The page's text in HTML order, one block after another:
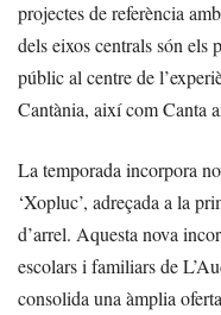
projectes de referència
dels eixos centrals són els
públic al centre de
Cantània, així com Canta
La temporada incorpora
‘Xopluc’, adreçada a la
d’arrel. Aquesta nova
escolars i familiars de
consolida una àmplia